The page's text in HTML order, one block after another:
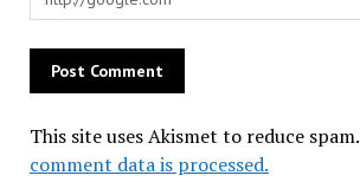
This site uses Akismet to reduce spam.
comment data is processed.